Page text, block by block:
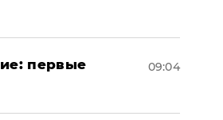
первые
09:04